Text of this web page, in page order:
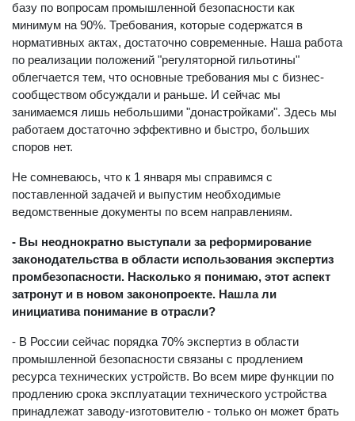
базу по вопросам промышленной безопасности как
минимум на 90%. Требования, которые содержатся в
нормативных актах, достаточно современные. Наша работа
по реализации положений "регуляторной гильотины"
облегчается тем, что основные требования мы с бизнес-
сообществом обсуждали и раньше. И сейчас мы
занимаемся лишь небольшими "донастройками". Здесь мы
работаем достаточно эффективно и быстро, больших
споров нет.
Не сомневаюсь, что к 1 января мы справимся с
поставленной задачей и выпустим необходимые
ведомственные документы по всем направлениям.
- Вы неоднократно выступали за реформирование
законодательства в области использования экспертиз
промбезопасности. Насколько я понимаю, этот аспект
затронут и в новом законопроекте. Нашла ли
инициатива понимание в отрасли?
- В России сейчас порядка 70% экспертиз в области
промышленной безопасности связаны с продлением
ресурса технических устройств. Во всем мире функции по
продлению срока эксплуатации технического устройства
принадлежат заводу-изготовителю - только он может брать